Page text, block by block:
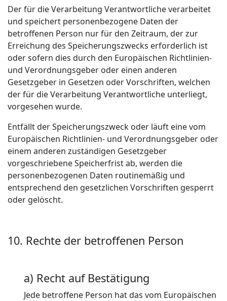
Der für die Verarbeitung Verantwortliche verarbeitet
und speichert personenbezogene Daten der
betroffenen Person nur für den Zeitraum, der zur
Erreichung des Speicherungszwecks erforderlich ist
oder sofern dies durch den Europäischen Richtlinien-
und Verordnungsgeber oder einen anderen
Gesetzgeber in Gesetzen oder Vorschriften, welchen
der für die Verarbeitung Verantwortliche unterliegt,
vorgesehen wurde.
Entfällt der Speicherungszweck oder läuft eine vom
Europäischen Richtlinien- und Verordnungsgeber oder
einem anderen zuständigen Gesetzgeber
vorgeschriebene Speicherfrist ab, werden die
personenbezogenen Daten routinemäßig und
entsprechend den gesetzlichen Vorschriften gesperrt
oder gelöscht.
10. Rechte der betroffenen Person
a) Recht auf Bestätigung
Jede betroffene Person hat das vom Europäischen